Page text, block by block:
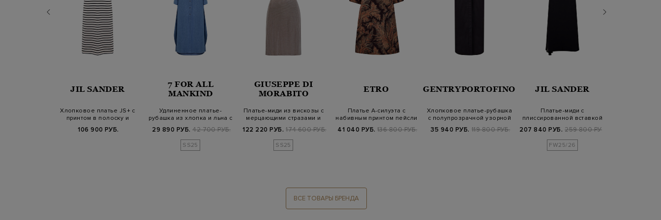
JIL SANDER
Хлопковое платье JS+ с
принтом в полоску и
106 900 РУБ.
7 FOR ALL
MANKIND
Удлиненное платье-
рубашка из хлопка и льна с
29 890 РУБ. 42 700 РУБ.
SS25
GIUSEPPE DI
MORABITO
Платье-миди из вискозы с
мерцающими стразами и
122 220 РУБ. 174 600 РУБ.
SS25
ETRO
Платье А-силуэта с
набивным принтом пейсли
41 040 РУБ. 136 800 РУБ.
GENTRYPORTOFINO
Хлопковое платье-рубашка
с полупрозрачной узорной
35 940 РУБ. 119 800 РУБ.
JIL SANDER
Платье-миди с
плиссированной вставкой
207 840 РУБ. 259 800 РУБ.
FW25/26
ВСЕ ТОВАРЫ БРЕНДА